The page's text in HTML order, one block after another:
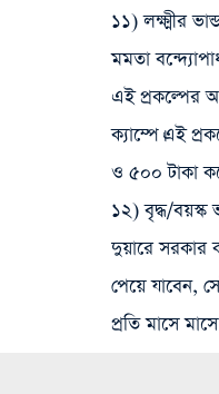
১১) লক্ষ্মীর
মমতা
এই প্রকল্পের
ক্যাম্পে।এই
ও ৫০০ টাকা
১২) বৃদ্ধ/বয়স্ক
দুয়ারে সরকার
পেয়ে যাবেন,
প্রতি মাসে